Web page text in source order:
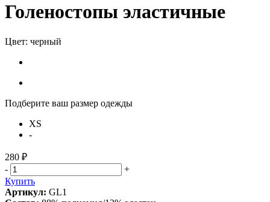
Голеностопы эластичные
Цвет: черный
Подберите ваш размер одежды
XS
-
280 ₽
-
+
Купить
Артикул: GL1